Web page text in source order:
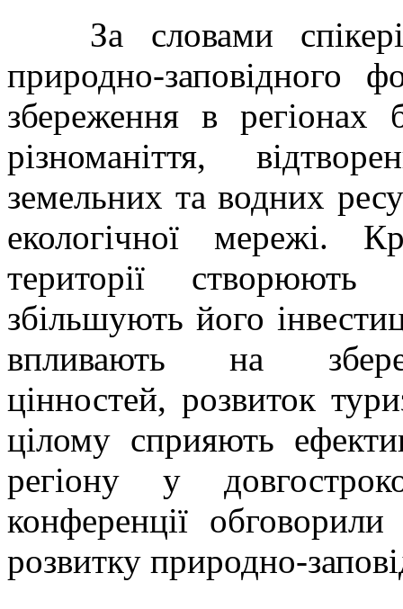
За словами
природно-заповідного
збереження в регіонах
різноманіття,
земельних та водних
екологічної мережі.
території створюють
збільшують його
впливають на
цінностей, розвиток
цілому сприяють
регіону у
конференції
розвитку природно-